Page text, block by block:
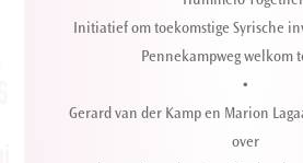
Initiatief om toekomstige Syrische
Pennekampweg welkom
•
Gerard van der Kamp en Marion
over